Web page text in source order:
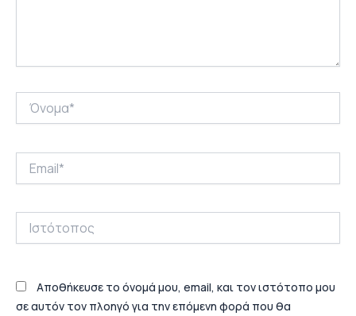
Ιστότοπος
Αποθήκευσε το όνομά μου, email, και τον ιστότοπο μου
σε αυτόν τον πλοηγό για την επόμενη φορά που θα